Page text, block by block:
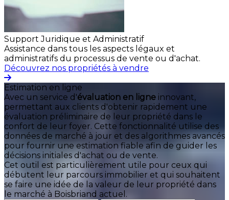
Support Juridique et Administratif
Assistance dans tous les aspects légaux et
administratifs du processus de vente ou d'achat.
Découvrez nos propriétés à vendre
Estimation en ligne
Avec un service d'évaluation en ligne innovant,
permettant aux clients d'obtenir rapidement une
évaluation préliminaire de leur propriété dans le
confort de leur foyer. Cette fonctionnalité utilise des
données de marché à jour et des algorithmes avancés
pour fournir une estimation fiable afin de guider les
décisions initiales d'achat ou de vente.
Cet outil est particulièrement utile pour ceux qui
débutent leur parcours immobilier et qui souhaitent
se faire une idée de la valeur de leur propriété dans
le marché à Boisbriand actuel.